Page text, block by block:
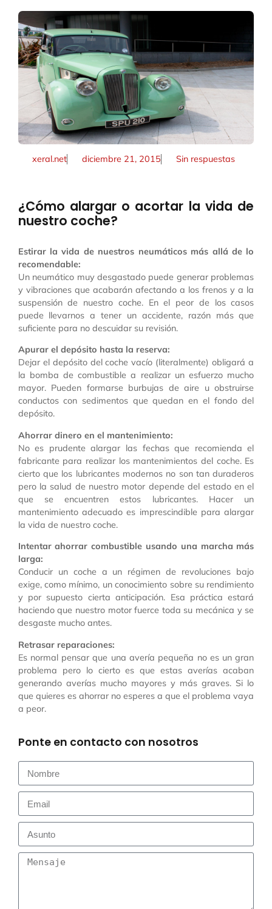
xeral.net diciembre 21, 2015 Sin respuestas
¿Cómo alargar o acortar la vida de
nuestro coche?
Estirar la vida de nuestros neumáticos más allá de lo
recomendable:
Un neumático muy desgastado puede generar problemas
y vibraciones que acabarán afectando a los frenos y a la
suspensión de nuestro coche. En el peor de los casos
puede llevarnos a tener un accidente, razón más que
suficiente para no descuidar su revisión.
Apurar el depósito hasta la reserva:
Dejar el depósito del coche vacío (literalmente) obligará a
la bomba de combustible a realizar un esfuerzo mucho
mayor. Pueden formarse burbujas de aire u obstruirse
conductos con sedimentos que quedan en el fondo del
depósito.
Ahorrar dinero en el mantenimiento:
No es prudente alargar las fechas que recomienda el
fabricante para realizar los mantenimientos del coche. Es
cierto que los lubricantes modernos no son tan duraderos
pero la salud de nuestro motor depende del estado en el
que se encuentren estos lubricantes. Hacer un
mantenimiento adecuado es imprescindible para alargar
la vida de nuestro coche.
Intentar ahorrar combustible usando una marcha más
larga:
Conducir un coche a un régimen de revoluciones bajo
exige, como mínimo, un conocimiento sobre su rendimiento
y por supuesto cierta anticipación. Esa práctica estará
haciendo que nuestro motor fuerce toda su mecánica y se
desgaste mucho antes.
Retrasar reparaciones:
Es normal pensar que una avería pequeña no es un gran
problema pero lo cierto es que estas averías acaban
generando averías mucho mayores y más graves. Si lo
que quieres es ahorrar no esperes a que el problema vaya
a peor.
Ponte en contacto con nosotros